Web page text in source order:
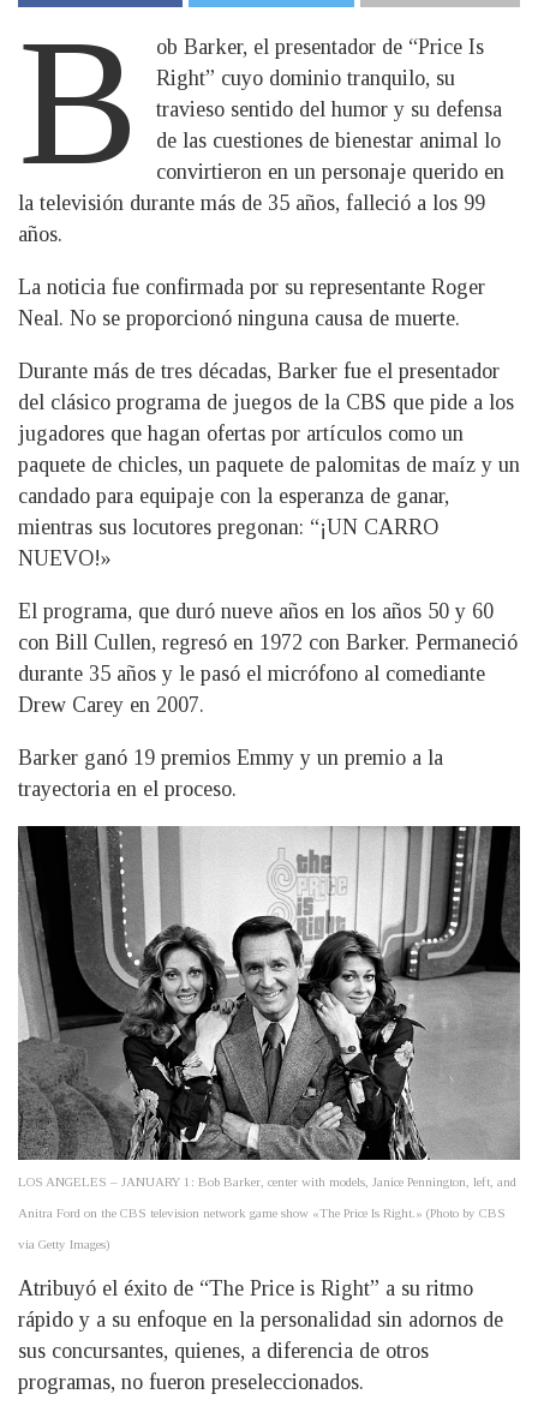
B
ob Barker, el presentador de “Price Is
Right” cuyo dominio tranquilo, su
travieso sentido del humor y su defensa
de las cuestiones de bienestar animal lo
convirtieron en un personaje querido en
la televisión durante más de 35 años, falleció a los 99
años.
La noticia fue confirmada por su representante Roger
Neal. No se proporcionó ninguna causa de muerte.
Durante más de tres décadas, Barker fue el presentador
del clásico programa de juegos de la CBS que pide a los
jugadores que hagan ofertas por artículos como un
paquete de chicles, un paquete de palomitas de maíz y un
candado para equipaje con la esperanza de ganar,
mientras sus locutores pregonan: “¡UN CARRO
NUEVO!»
El programa, que duró nueve años en los años 50 y 60
con Bill Cullen, regresó en 1972 con Barker. Permaneció
durante 35 años y le pasó el micrófono al comediante
Drew Carey en 2007.
Barker ganó 19 premios Emmy y un premio a la
trayectoria en el proceso.
LOS ANGELES – JANUARY 1: Bob Barker, center with models, Janice Pennington, left, and
Anitra Ford on the CBS television network game show «The Price Is Right.» (Photo by CBS
via Getty Images)
Atribuyó el éxito de “The Price is Right” a su ritmo
rápido y a su enfoque en la personalidad sin adornos de
sus concursantes, quienes, a diferencia de otros
programas, no fueron preseleccionados.